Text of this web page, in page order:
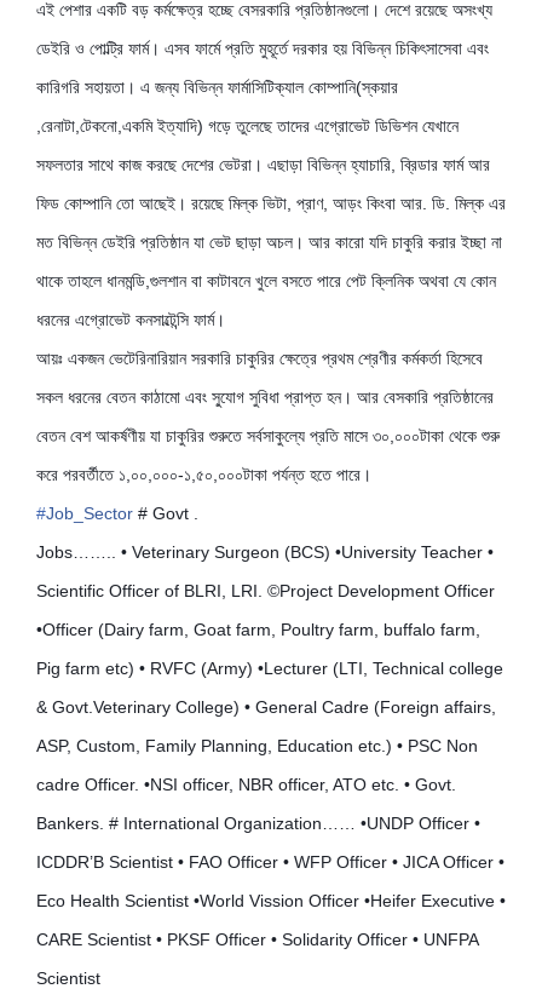
এই পেশার একটি বড় কর্মক্ষেত্র হচ্ছে বেসরকারি প্রতিষ্ঠানগুলো। দেশে রয়েছে অসংখ্য
ডেইরি ও পোল্ট্রি ফার্ম। এসব ফার্মে প্রতি মুহূর্তে দরকার হয় বিভিন্ন চিকিৎসাসেবা এবং
কারিগরি সহায়তা। এ জন্য বিভিন্ন ফার্মাসিটিক্যাল কোম্পানি(স্কয়ার
,রেনাটা,টেকনো,একমি ইত্যাদি) গড়ে তুলেছে তাদের এগ্রোভেট ডিভিশন যেখানে
সফলতার সাথে কাজ করছে দেশের ভেটরা। এছাড়া বিভিন্ন হ্যাচারি, ব্রিডার ফার্ম আর
ফিড কোম্পানি তো আছেই। রয়েছে মিল্ক ভিটা, প্রাণ, আড়ং কিংবা আর. ডি. মিল্ক এর
মত বিভিন্ন ডেইরি প্রতিষ্ঠান যা ভেট ছাড়া অচল। আর কারো যদি চাকুরি করার ইচ্ছা না
থাকে তাহলে ধানমন্ডি,গুলশান বা কাটাবনে খুলে বসতে পারে পেট ক্লিনিক অথবা যে কোন
ধরনের এগ্রোভেট কনসাল্টেন্সি ফার্ম।
আয়ঃ একজন ভেটেরিনারিয়ান সরকারি চাকুরির ক্ষেত্রে প্রথম শ্রেণীর কর্মকর্তা হিসেবে
সকল ধরনের বেতন কাঠামো এবং সু্যোগ সুবিধা প্রাপ্ত হন। আর বেসকারি প্রতিষ্ঠানের
বেতন বেশ আকর্ষণীয় যা চাকুরির শুরুতে সর্বসাকুল্যে প্রতি মাসে ৩০,০০০টাকা থেকে শুরু
করে পরবর্তীতে ১,০০,০০০-১,৫০,০০০টাকা পর্যন্ত হতে পারে।
#Job_Sector # Govt .
Jobs…….. • Veterinary Surgeon (BCS) •University Teacher •
Scientific Officer of BLRI, LRI. ©Project Development Officer
•Officer (Dairy farm, Goat farm, Poultry farm, buffalo farm,
Pig farm etc) • RVFC (Army) •Lecturer (LTI, Technical college
& Govt.Veterinary College) • General Cadre (Foreign affairs,
ASP, Custom, Family Planning, Education etc.) • PSC Non
cadre Officer. •NSI officer, NBR officer, ATO etc. • Govt.
Bankers. # International Organization…… •UNDP Officer •
ICDDR’B Scientist • FAO Officer • WFP Officer • JICA Officer •
Eco Health Scientist •World Vission Officer •Heifer Executive •
CARE Scientist • PKSF Officer • Solidarity Officer • UNFPA
Scientist